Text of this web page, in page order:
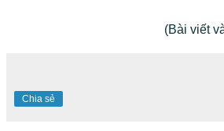
(Bài viết
Chia sẻ